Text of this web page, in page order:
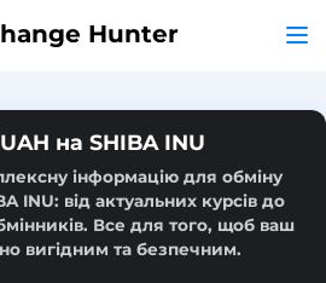
Hunter
на SHIBA INU
інформацію для обміну
INU: від актуальних курсів до
Все для того, щоб ваш
вигідним та безпечним.